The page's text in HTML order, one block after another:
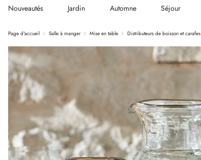
Nouveautés Jardin Automne Séjour
Page d'accueil Salle à manger Mise en table Distributeurs de boisson et carafes